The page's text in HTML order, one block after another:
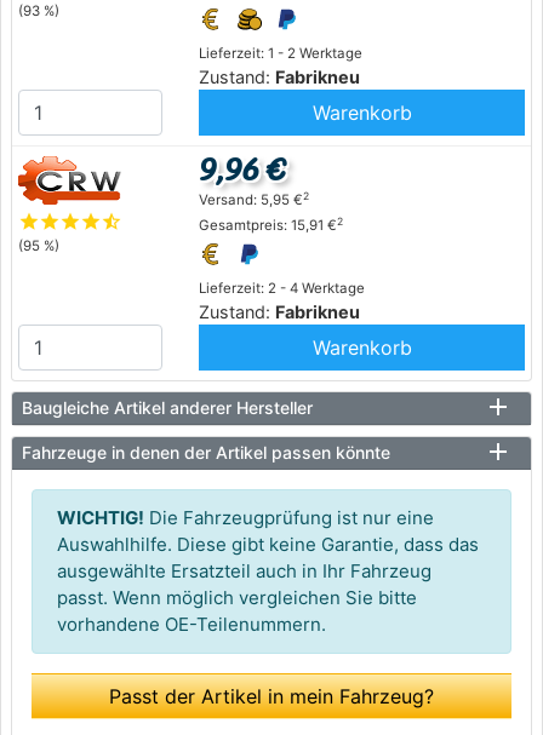
(93 %)
Lieferzeit: 1 - 2 Werktage
Zustand: Fabrikneu
Warenkorb
starstarstarstarstar_half
(95 %)
Lieferzeit: 2 - 4 Werktage
Zustand: Fabrikneu
9,96 €
Versand: 5,95 €2
Gesamtpreis: 15,91 €2
Warenkorb
Baugleiche Artikel anderer Hersteller
Fahrzeuge in denen der Artikel passen könnte
WICHTIG! Die Fahrzeugprüfung ist nur eine
Auswahlhilfe. Diese gibt keine Garantie, dass das
ausgewählte Ersatzteil auch in Ihr Fahrzeug
passt. Wenn möglich vergleichen Sie bitte
vorhandene OE-Teilenummern.
Passt der Artikel in mein Fahrzeug?